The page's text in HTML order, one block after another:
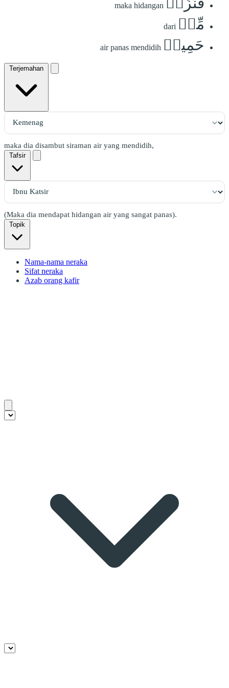
maka hidangan
مِّنۡ dari
حَمِيمٖ air panas mendidih
Terjemahan
maka dia disambut siraman air yang mendidih,
Tafsir
(Maka dia mendapat hidangan air yang sangat panas).
Topik
Nama-nama neraka
Sifat neraka
Azab orang kafir